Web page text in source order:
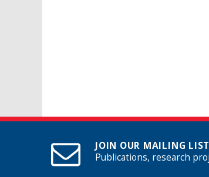
JOIN OUR MAILING LIST
Publications, research